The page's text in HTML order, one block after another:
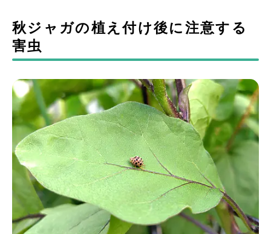
秋ジャガの植え付け後に注意する
害虫